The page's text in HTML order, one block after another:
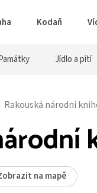
Kodaň
Jídlo a pití
Rakouská národní
na mapě